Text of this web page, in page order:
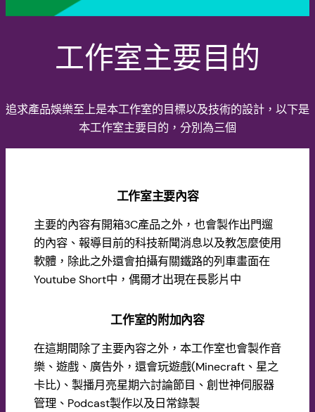
工作室主要目的
追求產品娛樂至上是本工作室的目標以及技術的設計，以下是
本工作室主要目的，分別為三個
工作室主要內容
主要的內容有開箱3C產品之外，也會製作出門遛
的內容、報導目前的科技新聞消息以及教怎麼使用
軟體，除此之外還會拍攝有關鐵路的列車畫面在
Youtube Short中，偶爾才出現在長影片中
工作室的附加內容
在這期間除了主要內容之外，本工作室也會製作音
樂、遊戲、廣告外，還會玩遊戲(Minecraft、星之
卡比)、製播月亮星期六討論節目、創世神伺服器
管理、Podcast製作以及日常錄製